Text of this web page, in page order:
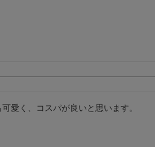
愛く、コスパが良いと思います。